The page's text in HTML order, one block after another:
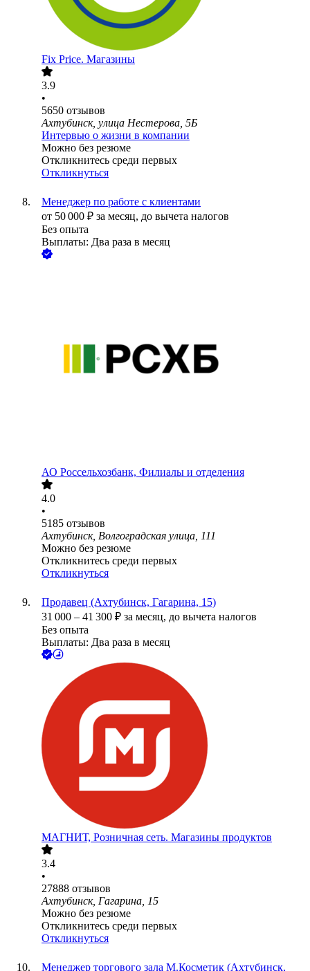
Fix Price. Магазины
3.9
•
5650 отзывов
Ахтубинск, улица Нестерова, 5Б
Интервью о жизни в компании
Можно без резюме
Откликнитесь среди первых
Откликнуться
Менеджер по работе с клиентами
от 50 000 ₽ за месяц, до вычета налогов
Без опыта
Выплаты: Два раза в месяц
АО Россельхозбанк, Филиалы и отделения
4.0
•
5185 отзывов
Ахтубинск, Волгоградская улица, 111
Можно без резюме
Откликнитесь среди первых
Откликнуться
Продавец (Ахтубинск, Гагарина, 15)
31 000 – 41 300 ₽ за месяц, до вычета налогов
Без опыта
Выплаты: Два раза в месяц
МАГНИТ, Розничная сеть. Магазины продуктов
3.4
•
27888 отзывов
Ахтубинск, Гагарина, 15
Можно без резюме
Откликнитесь среди первых
Откликнуться
Менеджер торгового зала М.Косметик (Ахтубинск,